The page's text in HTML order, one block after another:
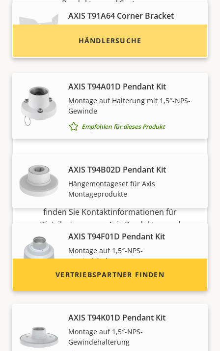
AXIS T91A64 Corner Bracket
Empfohlen für dieses Produkt
AXIS T94A01D Pendant Kit
Montage auf Halterung mit 1,5″-NPS-
Gewinde
Empfohlen für dieses Produkt
AXIS T94B02D Pendant Kit
Hängemontageset für Axis
Montageprodukte
AXIS T94F01D Pendant Kit
Montage auf 1,5″-NPS-
Gewindehalterung
Empfohlen für dieses Produkt
AXIS T94K01D Pendant Kit
Montage auf 1,5″-NPS-
Gewindehalterung
Produkten und Systemen.
HÄNDLERSUCHE
Möchten Sie Axis Produkte
verkaufen?
Möchten Sie ein Wiederverkäufer werden? Hier
finden Sie Kontaktinformationen für
Distributoren von Axis Produkten und
Systemen.
VERTRIEBSPARTNER FINDEN